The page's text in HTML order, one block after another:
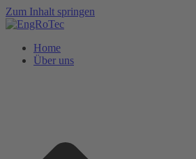
Zum Inhalt springen
Home
Über uns